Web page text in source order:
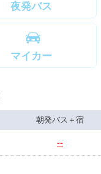
夜発バス
マイカー
朝発バス＋宿
--